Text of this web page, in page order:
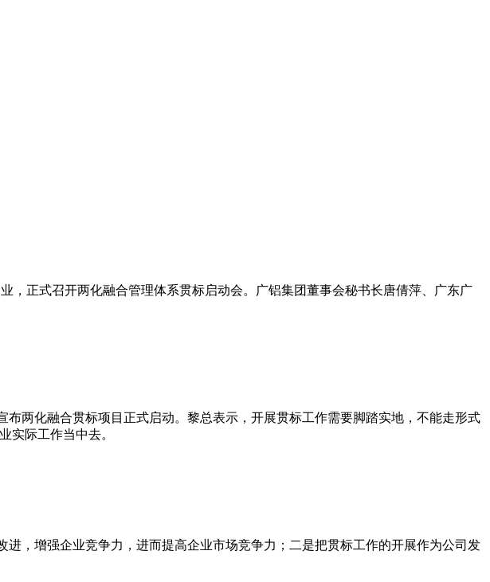
正式召开两化融合管理体系贯标启动会。广铝集团董事会秘书长唐倩萍、广东广
两化融合贯标项目正式启动。黎总表示，开展贯标工作需要脚踏实地，不能走形式
实际工作当中去。
，增强企业竞争力，进而提高企业市场竞争力；二是把贯标工作的开展作为公司发